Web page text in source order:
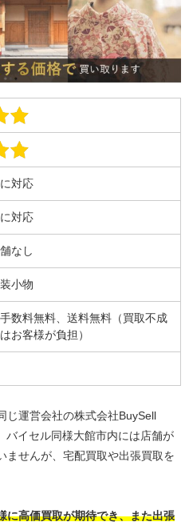
対応
対応
なし
小物
数料無料、送料無料（買取不成
お客様が負担）
運営会社の株式会社BuySell
バイセル同様大館市内には店舗が
ませんが、宅配買取や出張買取を
に高価買取が期待でき、また出張